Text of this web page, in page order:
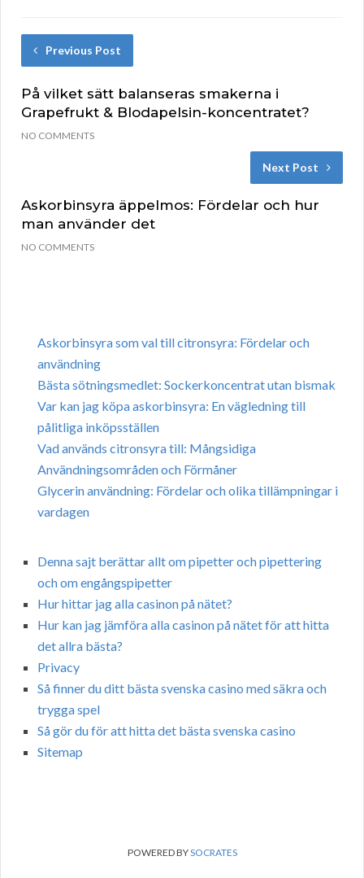
Previous Post
På vilket sätt balanseras smakerna i
Grapefrukt & Blodapelsin-koncentratet?
NO COMMENTS
Next Post
Askorbinsyra äppelmos: Fördelar och hur
man använder det
NO COMMENTS
Askorbinsyra som val till citronsyra: Fördelar och
användning
Bästa sötningsmedlet: Sockerkoncentrat utan bismak
Var kan jag köpa askorbinsyra: En vägledning till
pålitliga inköpsställen
Vad används citronsyra till: Mångsidiga
Användningsområden och Förmåner
Glycerin användning: Fördelar och olika tillämpningar i
vardagen
Denna sajt berättar allt om pipetter och pipettering
och om engångspipetter
Hur hittar jag alla casinon på nätet?
Hur kan jag jämföra alla casinon på nätet för att hitta
det allra bästa?
Privacy
Så finner du ditt bästa svenska casino med säkra och
trygga spel
Så gör du för att hitta det bästa svenska casino
Sitemap
POWERED BYSOCRATES